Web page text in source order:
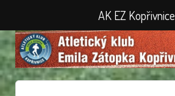
AK EZ Kopřivnice